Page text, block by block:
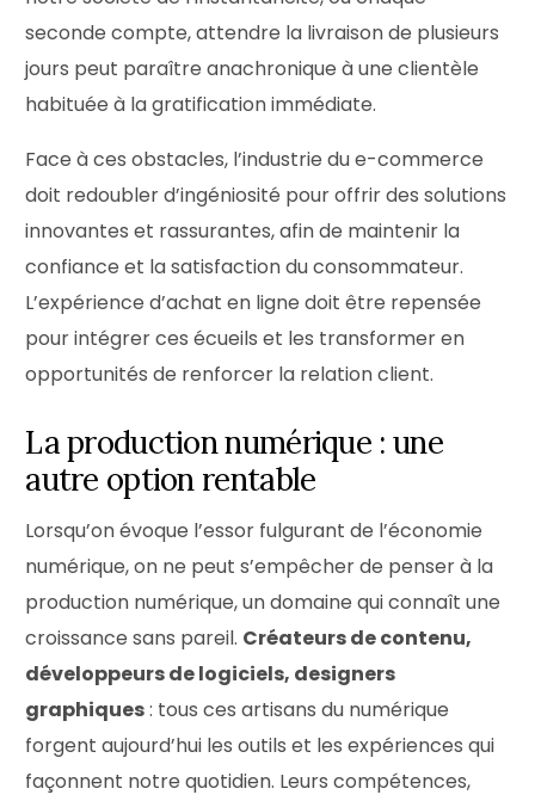
seconde compte, attendre la livraison de plusieurs
jours peut paraître anachronique à une clientèle
habituée à la gratification immédiate.
Face à ces obstacles, l’industrie du e-commerce
doit redoubler d’ingéniosité pour offrir des solutions
innovantes et rassurantes, afin de maintenir la
confiance et la satisfaction du consommateur.
L’expérience d’achat en ligne doit être repensée
pour intégrer ces écueils et les transformer en
opportunités de renforcer la relation client.
La production numérique : une
autre option rentable
Lorsqu’on évoque l’essor fulgurant de l’économie
numérique, on ne peut s’empêcher de penser à la
production numérique, un domaine qui connaît une
croissance sans pareil. Créateurs de contenu,
développeurs de logiciels, designers
graphiques: tous ces artisans du numérique
forgent aujourd’hui les outils et les expériences qui
façonnent notre quotidien. Leurs compétences,